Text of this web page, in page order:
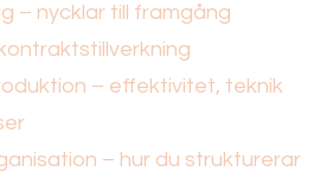
– nycklar till framgång
– effektivitet, teknik
– hur du strukturerar